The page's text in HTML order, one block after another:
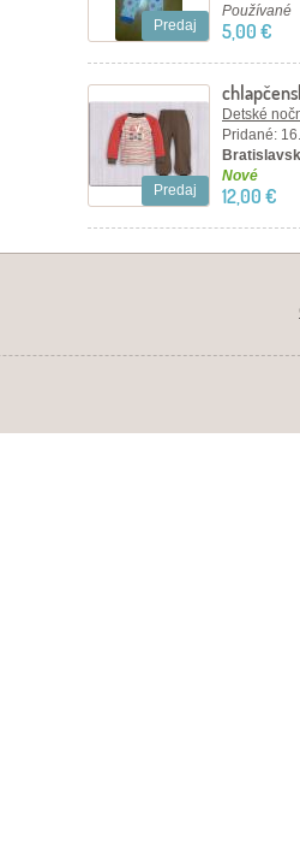
Predaj
Používané
5,00 €
Predaj
Detské
Pridané:
Nové
12,00 €